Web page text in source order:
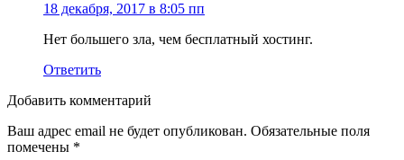
18 декабря, 2017 в 8:05 пп
Нет большего зла, чем бесплатный хостинг.
Ответить
Добавить комментарий
Ваш адрес email не будет опубликован. Обязательные поля
помечены *